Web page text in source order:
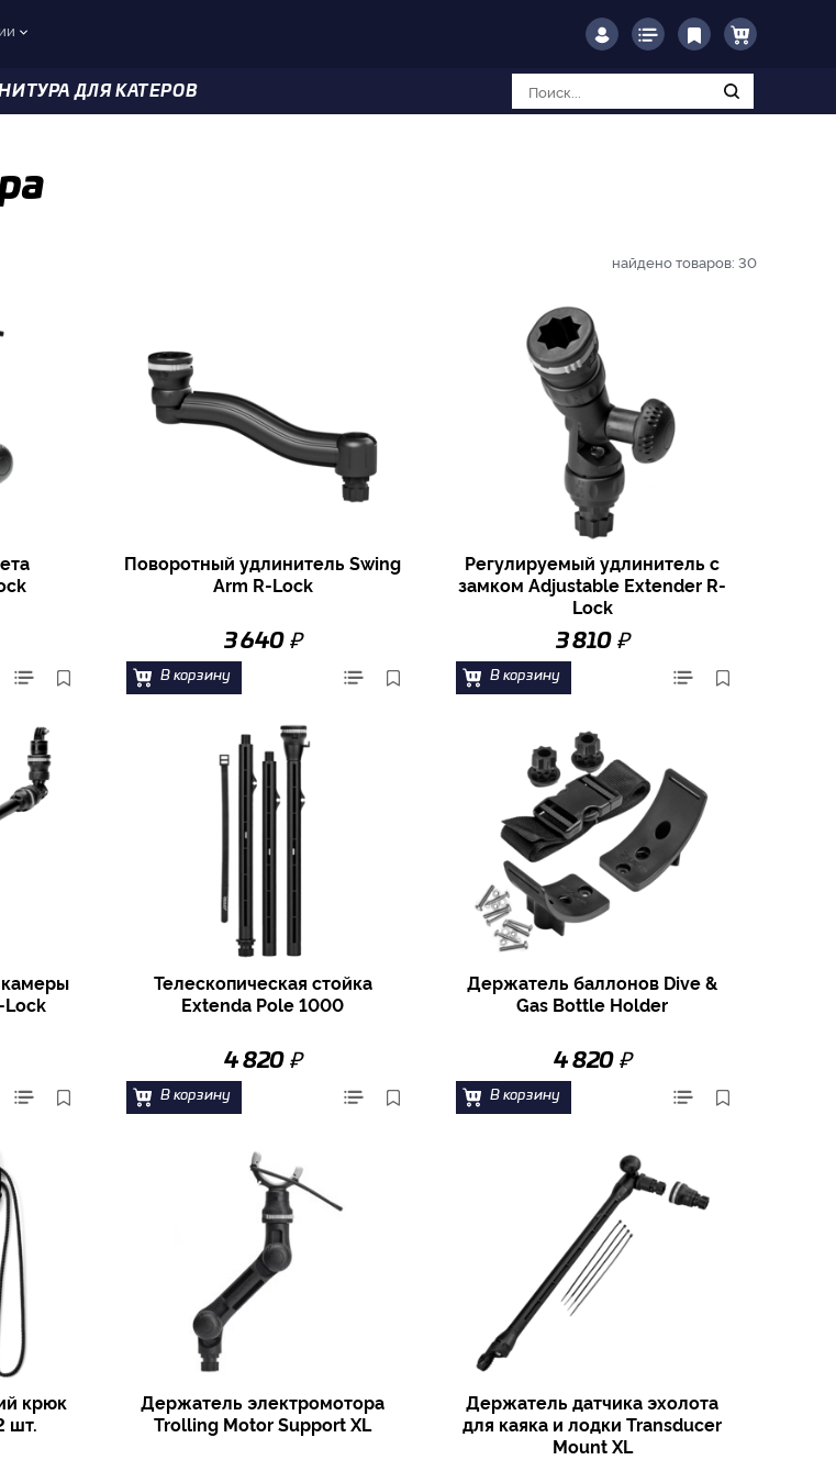
ДЛЯ КАТЕРОВ
найдено товаров: 30
Поворотный удлинитель Swing
Arm R-Lock
3 640 ₽
В корзину
Регулируемый удлинитель с
замком Adjustable Extender R-
Lock
3 810 ₽
В корзину
Lock
Телескопическая стойка
Extenda Pole 1000
4 820 ₽
В корзину
Держатель баллонов Dive &
Gas Bottle Holder
4 820 ₽
В корзину
крюк
шт.
Держатель электромотора
Trolling Motor Support XL
Держатель датчика эхолота
для каяка и лодки Transducer
Mount XL